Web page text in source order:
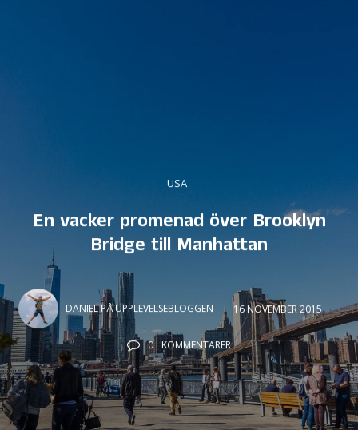
USA
En vacker promenad över Brooklyn
Bridge till Manhattan
DANIEL PÅ UPPLEVELSEBLOGGEN 16 NOVEMBER 2015
0 KOMMENTARER